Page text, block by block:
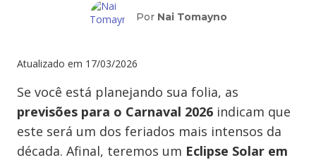
Por Nai Tomayno
Atualizado em 17/03/2026
Se você está planejando sua folia, as
previsões para o Carnaval 2026 indicam que
este será um dos feriados mais intensos da
década. Afinal, teremos um Eclipse Solar em